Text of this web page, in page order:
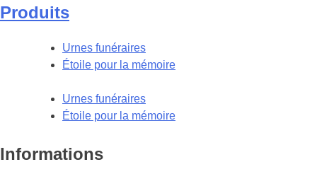
Produits
Urnes funéraires
Étoile pour la mémoire
Urnes funéraires
Étoile pour la mémoire
Informations